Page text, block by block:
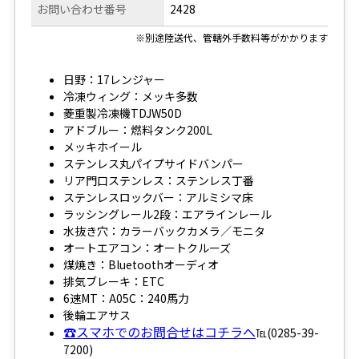
お問い合わせ番号 2428
※別途陸送代、管轄外手数料等がかかります
日野：17レンジャー
冷凍ウィング：メッキ多数
菱重製冷凍機TDJW50D
アドブルー：燃料タンク200L
メッキホイール
ステンレス丸パイプサイドバンパー
リア門口ステンレス：ステンレス丁番
ステンレスロックバー：アルミシマ床
ラッシングレール2段：エアラインレール
水抜き穴：カラーバックカメラ／モニタ
オートエアコン：オートクルーズ
煤焼き：Bluetoothオーディオ
排気ブレーキ：ETC
6速MT：A05C：240馬力
後輪エアサス
☎スマホでのお問合せはコチラへ℡(0285-39-
7200)